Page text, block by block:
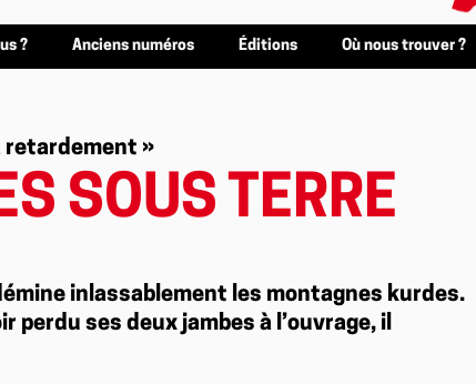
? Anciens numéros Éditions Où nous trouver ?
retardement »
SOUS TERRE
inlassablement les montagnes kurdes.
perdu ses deux jambes à l’ouvrage, il